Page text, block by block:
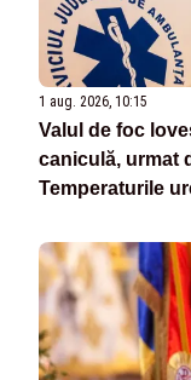
1 aug. 2026, 10:15
Valul de foc
caniculă, urmat
Temperaturile